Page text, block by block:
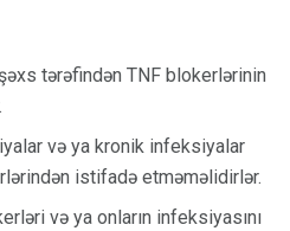
tərəfindən TNF blokerlərinin
və ya kronik infeksiyalar
istifadə etməməlidirlər.
və ya onların infeksiyasını